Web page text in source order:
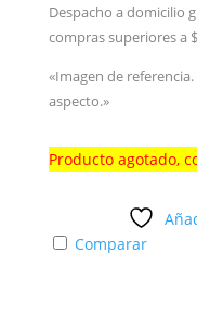
Despacho a domicilio
compras superiores a
«Imagen de
aspecto.»
Producto agotado,
Comparar